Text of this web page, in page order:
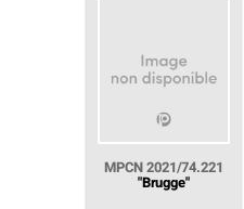
MPCN 2021/74.221
"Brugge"